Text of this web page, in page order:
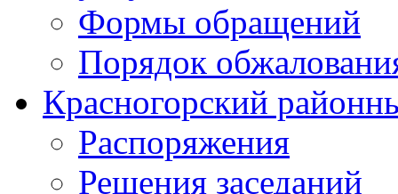
Формы обращений
Порядок
Красногорский
Распоряжения
Решения заседаний